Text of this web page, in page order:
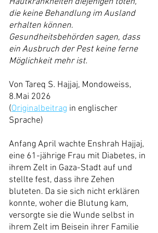
die keine Behandlung im Ausland
erhalten können.
Gesundheitsbehörden sagen, dass
ein Ausbruch der Pest keine ferne
Möglichkeit mehr ist.
Von Tareq S. Hajjaj, Mondoweiss,
8.Mai 2026
(Originalbeitrag in englischer
Sprache)
Anfang April wachte Enshrah Hajjaj,
eine 61-jährige Frau mit Diabetes, in
ihrem Zelt in Gaza-Stadt auf und
stellte fest, dass ihre Zehen
bluteten. Da sie sich nicht erklären
konnte, woher die Blutung kam,
versorgte sie die Wunde selbst in
ihrem Zelt im Beisein ihrer Familie